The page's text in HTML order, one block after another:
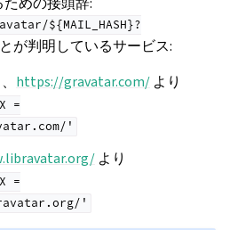
avatar/${MAIL_HASH}?
が判明しているサービス:
https://gravatar.com/ より
=
'
より
=
'